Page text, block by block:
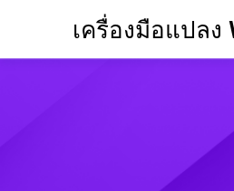
เครื่องมือแปลง